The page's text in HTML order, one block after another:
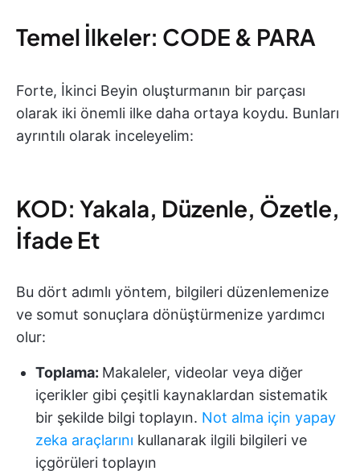
Temel İlkeler: CODE & PARA
Forte, İkinci Beyin oluşturmanın bir parçası
olarak iki önemli ilke daha ortaya koydu. Bunları
ayrıntılı olarak inceleyelim:
KOD: Yakala, Düzenle, Özetle,
İfade Et
Bu dört adımlı yöntem, bilgileri düzenlemenize
ve somut sonuçlara dönüştürmenize yardımcı
olur:
Toplama: Makaleler, videolar veya diğer
içerikler gibi çeşitli kaynaklardan sistematik
bir şekilde bilgi toplayın. Not alma için yapay
zeka araçlarını kullanarak ilgili bilgileri ve
içgörüleri toplayın